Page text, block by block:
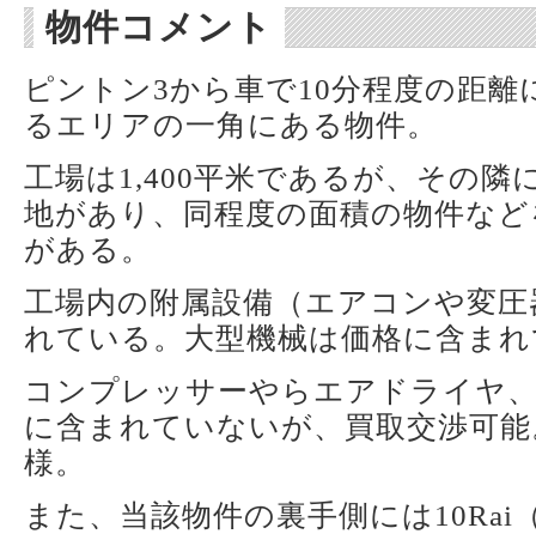
物件コメント
ピントン3から車で10分程度の距
るエリアの一角にある物件。
工場は1,400平米であるが、その隣
地があり、同程度の面積の物件な
がある。
工場内の附属設備（エアコンや変
れている。大型機械は価格に含ま
コンプレッサーやらエアドライヤ
に含まれていないが、買取交渉可
様。
また、当該物件の裏手側には10Rai